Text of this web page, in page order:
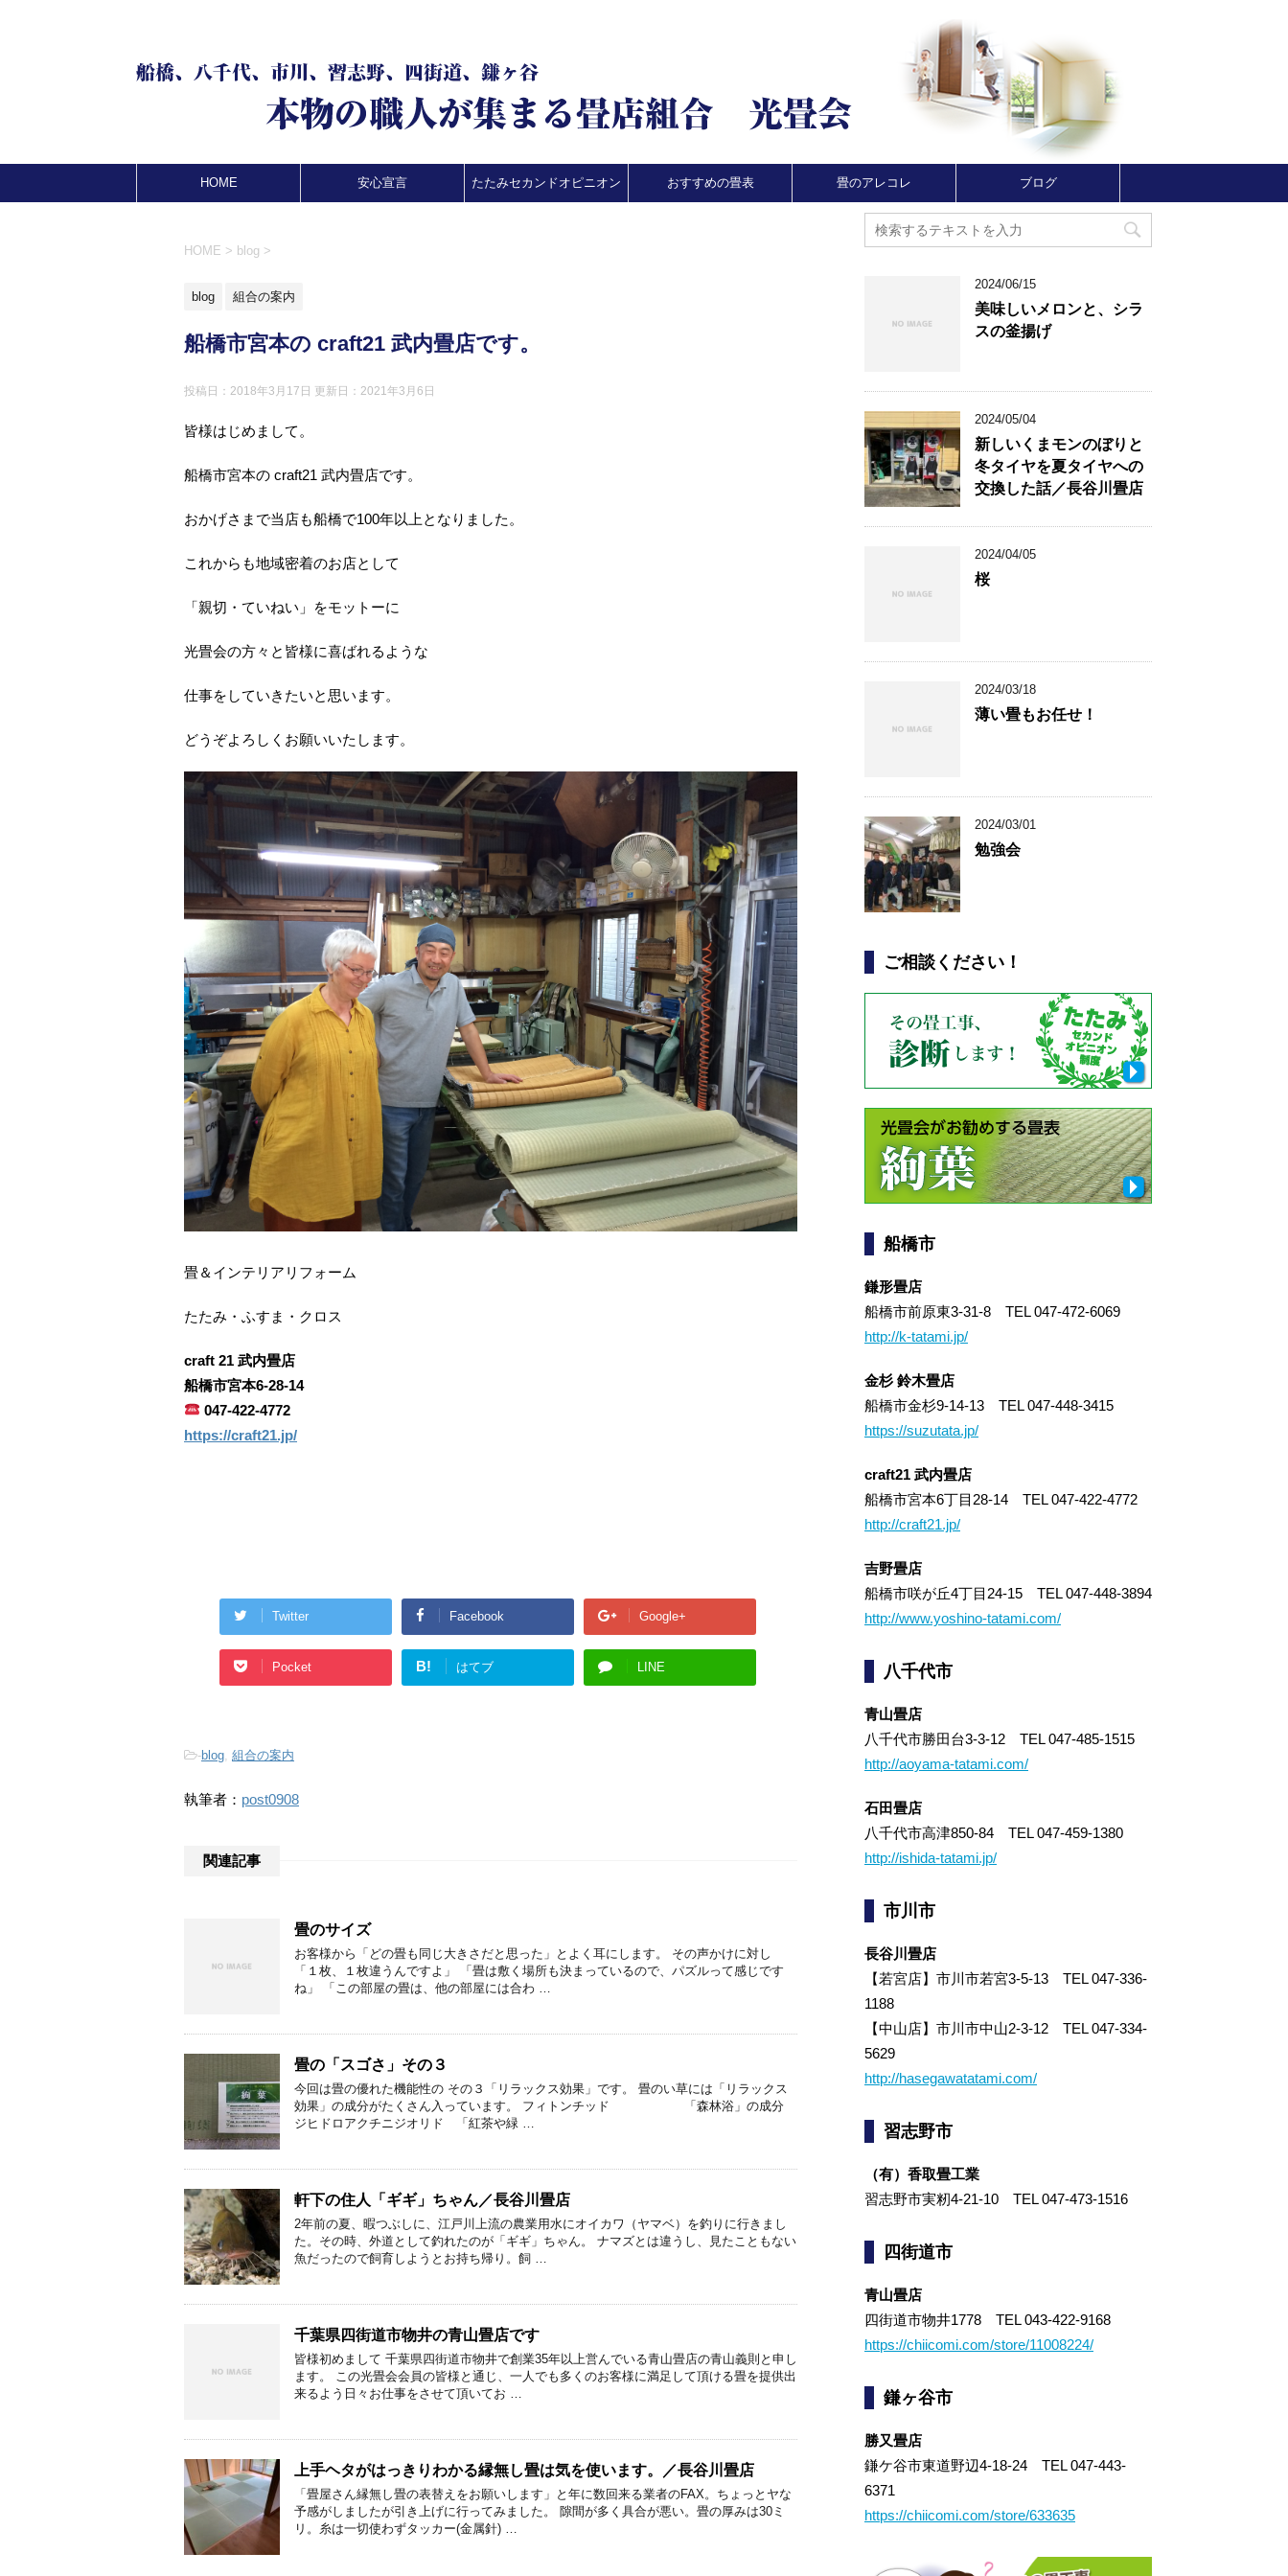
HOME 安心宣言 たたみセカンドオピニオン おすすめの畳表 畳のアレコレ ブログ
HOME > blog >
blog 組合の案内
船橋市宮本の craft21 武内畳店です。
投稿日：2018年3月17日 更新日： 2021年3月6日
皆様はじめまして。
船橋市宮本の craft21 武内畳店です。
おかげさまで当店も船橋で100年以上となりました。
これからも地域密着のお店として
「親切・ていねい」をモットーに
光畳会の方々と皆様に喜ばれるような
仕事をしていきたいと思います。
どうぞよろしくお願いいたします。
畳＆インテリアリフォーム
たたみ・ふすま・クロス
craft 21 武内畳店
船橋市宮本6-28-14
047-422-4772
https://craft21.jp/
Twitter Facebook Google+
Pocket B! はてブ LINE
-blog 組合の案内
執筆者： post0908
関連記事
畳のサイズ
お客様から「どの畳も同じ大きさだと思った」とよく耳にします。 その声かけに対し
「１枚、１枚違うんですよ」 「畳は敷く場所も決まっているので、パズルって感じです
ね」 「この部屋の畳は、他の部屋には合わ …
畳の「スゴさ」その３
今回は畳の優れた機能性の その３「リラックス効果」です。 畳のい草には「リラックス
効果」の成分がたくさん入っています。 フィトンチッド 「森林浴」の成分
ジヒドロアクチニジオリド 「紅茶や緑 …
軒下の住人「ギギ」ちゃん／長谷川畳店
2年前の夏、暇つぶしに、江戸川上流の農業用水にオイカワ（ヤマベ）を釣りに行きまし
た。その時、外道として釣れたのが「ギギ」ちゃん。 ナマズとは違うし、見たこともない
魚だったので飼育しようとお持ち帰り。飼 …
千葉県四街道市物井の青山畳店です
皆様初めまして 千葉県四街道市物井で創業35年以上営んでいる青山畳店の青山義則と申し
ます。 この光畳会会員の皆様と通じ、一人でも多くのお客様に満足して頂ける畳を提供出
来るよう日々お仕事をさせて頂いてお …
上手ヘタがはっきりわかる縁無し畳は気を使います。／長谷川畳店
「畳屋さん縁無し畳の表替えをお願いします」と年に数回来る業者のFAX。ちょっとヤな
予感がしましたが引き上げに行ってみました。 隙間が多く具合が悪い。畳の厚みは30ミ
リ。糸は一切使わずタッカー(金属針) …
2024/06/15
美味しいメロンと、シラ
スの釜揚げ
2024/05/04
新しいくまモンのぼりと
冬タイヤを夏タイヤへの
交換した話／長谷川畳店
2024/04/05
桜
2024/03/18
薄い畳もお任せ！
2024/03/01
勉強会
ご相談ください！
船橋市
鎌形畳店
船橋市前原東3-31-8 TEL 047-472-6069
http://k-tatami.jp/
金杉 鈴木畳店
船橋市金杉9-14-13 TEL 047-448-3415
https://suzutata.jp/
craft21 武内畳店
船橋市宮本6丁目28-14 TEL 047-422-4772
http://craft21.jp/
吉野畳店
船橋市咲が丘4丁目24-15 TEL 047-448-3894
http://www.yoshino-tatami.com/
八千代市
青山畳店
八千代市勝田台3-3-12 TEL 047-485-1515
http://aoyama-tatami.com/
石田畳店
八千代市高津850-84 TEL 047-459-1380
http://ishida-tatami.jp/
市川市
長谷川畳店
【若宮店】市川市若宮3-5-13 TEL 047-336-
1188
【中山店】市川市中山2-3-12 TEL 047-334-
5629
http://hasegawatatami.com/
習志野市
（有）香取畳工業
習志野市実籾4-21-10 TEL 047-473-1516
四街道市
青山畳店
四街道市物井1778 TEL 043-422-9168
https://chiicomi.com/store/11008224/
鎌ヶ谷市
勝又畳店
鎌ケ谷市東道野辺4-18-24 TEL 047-443-
6371
https://chiicomi.com/store/633635